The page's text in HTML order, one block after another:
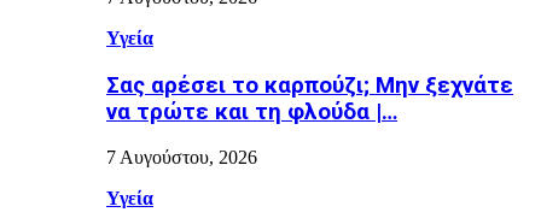
Υγεία
Σας αρέσει το καρπούζι; Μην ξεχνάτε
να τρώτε και τη φλούδα |…
7 Αυγούστου, 2026
Υγεία